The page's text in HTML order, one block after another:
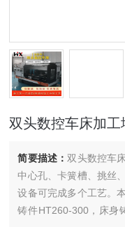
双头数控车床加
简要描述：双头数控车
中心孔、卡簧槽、挑丝
设备可完成多个工艺。
铸件HT260-300，床身